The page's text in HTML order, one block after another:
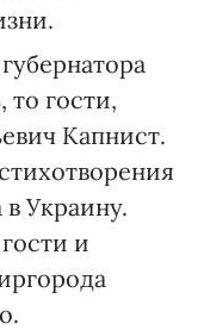
гости,
Капнист.
Украину.
и